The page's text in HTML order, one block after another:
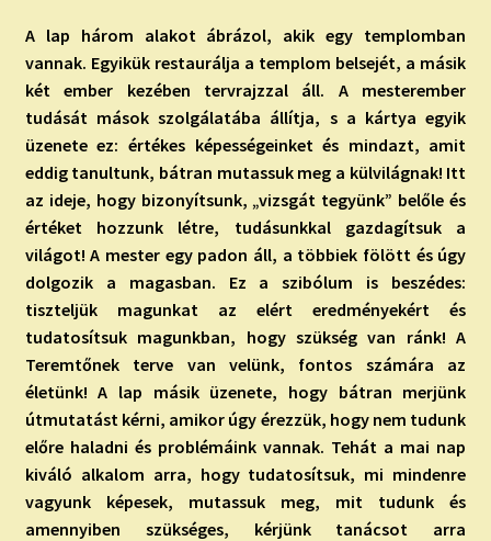
A lap három alakot ábrázol, akik egy templomban
vannak. Egyikük restaurálja a templom belsejét, a másik
két ember kezében tervrajzzal áll. A mesterember
tudását mások szolgálatába állítja, s a kártya egyik
üzenete ez: értékes képességeinket és mindazt, amit
eddig tanultunk, bátran mutassuk meg a külvilágnak! Itt
az ideje, hogy bizonyítsunk, „vizsgát tegyünk” belőle és
értéket hozzunk létre, tudásunkkal gazdagítsuk a
világot! A mester egy padon áll, a többiek fölött és úgy
dolgozik a magasban. Ez a szibólum is beszédes:
tiszteljük magunkat az elért eredményekért és
tudatosítsuk magunkban, hogy szükség van ránk! A
Teremtőnek terve van velünk, fontos számára az
életünk! A lap másik üzenete, hogy bátran merjünk
útmutatást kérni, amikor úgy érezzük, hogy nem tudunk
előre haladni és problémáink vannak. Tehát a mai nap
kiváló alkalom arra, hogy tudatosítsuk, mi mindenre
vagyunk képesek, mutassuk meg, mit tudunk és
amennyiben szükséges, kérjünk tanácsot arra